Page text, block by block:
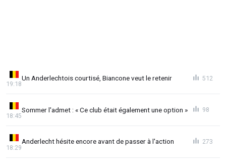
Un Anderlechtois courtisé, Biancone veut le retenir
19:18
512
Sommer l'admet : « Ce club était également une option »
18:45
98
Anderlecht hésite encore avant de passer à l'action
18:29
273